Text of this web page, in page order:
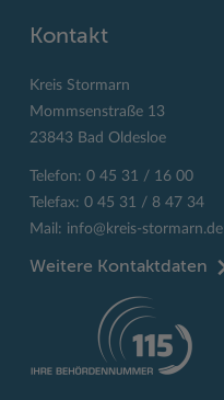
Kontakt
Kreis Stormarn
Mommsenstraße 13
23843 Bad Oldesloe
Telefon: 0 45 31 / 16 00
Telefax: 0 45 31 / 8 47 34
Mail: info@kreis-stormarn.de
Weitere Kontaktdaten